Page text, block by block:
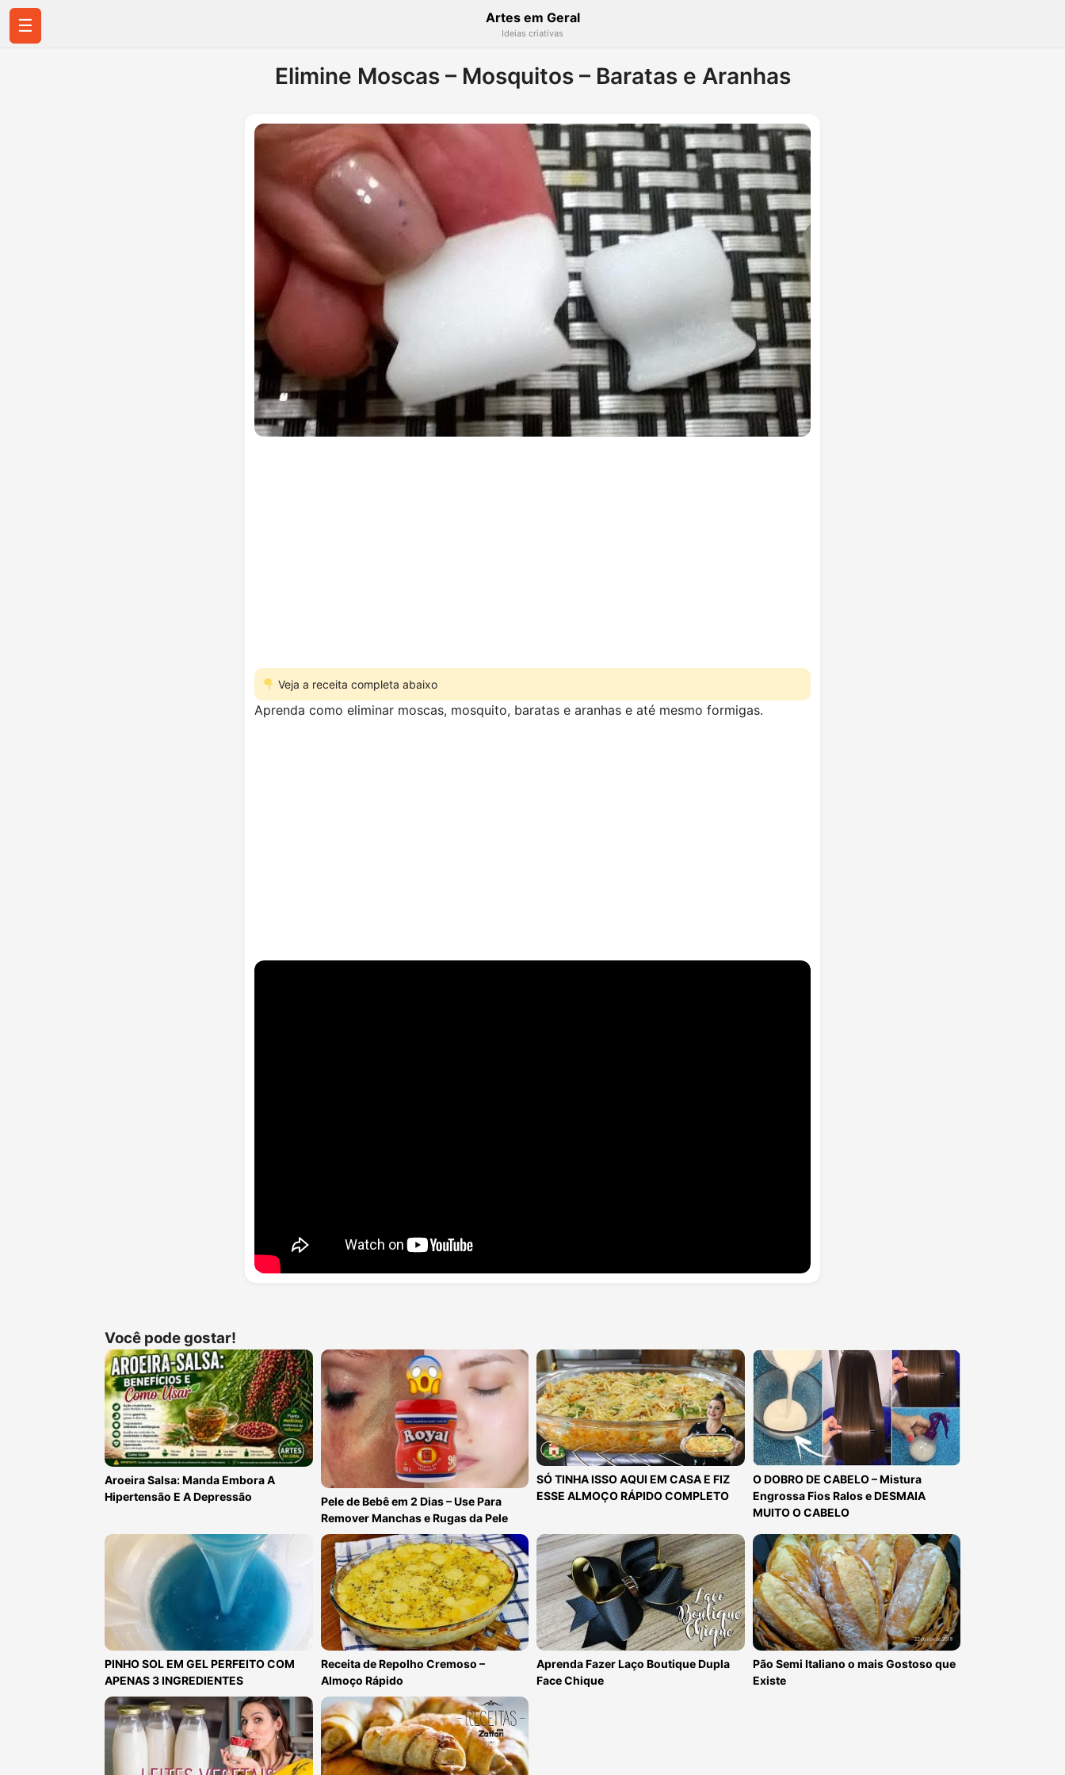
☰ Artes em Geral
Ideias criativas
Elimine Moscas – Mosquitos – Baratas e Aranhas
Veja a receita completa abaixo
Aprenda como eliminar moscas, mosquito, baratas e aranhas e até mesmo formigas.
Você pode gostar!
Aroeira Salsa: Manda Embora A
Hipertensão E A Depressão
Pele de Bebê em 2 Dias – Use Para
Remover Manchas e Rugas da Pele
SÓ TINHA ISSO AQUI EM CASA E FIZ
ESSE ALMOÇO RÁPIDO COMPLETO
O DOBRO DE CABELO – Mistura
Engrossa Fios Ralos e DESMAIA
MUITO O CABELO
PINHO SOL EM GEL PERFEITO COM
APENAS 3 INGREDIENTES
Receita de Repolho Cremoso –
Almoço Rápido
Aprenda Fazer Laço Boutique Dupla
Face Chique
Pão Semi Italiano o mais Gostoso que
Existe